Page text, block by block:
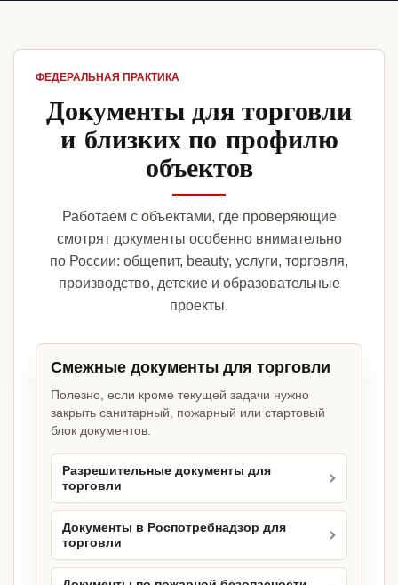
ФЕДЕРАЛЬНАЯ ПРАКТИКА
Документы для торговли
и близких по профилю
объектов
Работаем с объектами, где проверяющие
смотрят документы особенно внимательно
по России: общепит, beauty, услуги, торговля,
производство, детские и образовательные
проекты.
Смежные документы для торговли
Полезно, если кроме текущей задачи нужно
закрыть санитарный, пожарный или стартовый
блок документов.
Разрешительные документы для
торговли
Документы в Роспотребнадзор для
торговли